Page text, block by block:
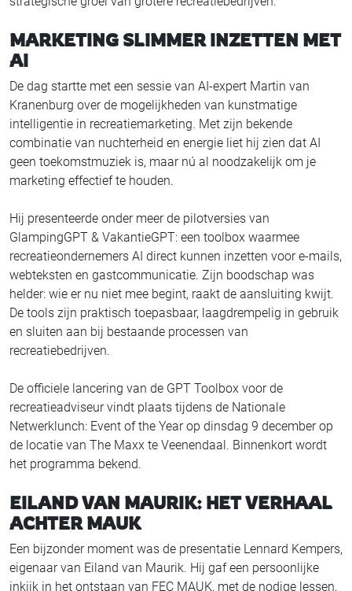
MARKETING SLIMMER INZETTEN MET
AI
De dag startte met een sessie van AI-expert Martin van
Kranenburg over de mogelijkheden van kunstmatige
intelligentie in recreatiemarketing. Met zijn bekende
combinatie van nuchterheid en energie liet hij zien dat AI
geen toekomstmuziek is, maar nú al noodzakelijk om je
marketing effectief te houden.
Hij presenteerde onder meer de pilotversies van
GlampingGPT & VakantieGPT: een toolbox waarmee
recreatieondernemers AI direct kunnen inzetten voor e-mails,
webteksten en gastcommunicatie. Zijn boodschap was
helder: wie er nu niet mee begint, raakt de aansluiting kwijt.
De tools zijn praktisch toepasbaar, laagdrempelig in gebruik
en sluiten aan bij bestaande processen van
recreatiebedrijven.
De officiele lancering van de GPT Toolbox voor de
recreatieadviseur vindt plaats tijdens de Nationale
Netwerklunch: Event of the Year op dinsdag 9 december op
de locatie van The Maxx te Veenendaal. Binnenkort wordt
het programma bekend.
EILAND VAN MAURIK: HET VERHAAL
ACHTER MAUK
Een bijzonder moment was de presentatie Lennard Kempers,
eigenaar van Eiland van Maurik. Hij gaf een persoonlijke
inkijk in het ontstaan van FEC MAUK, met de nodige lessen,